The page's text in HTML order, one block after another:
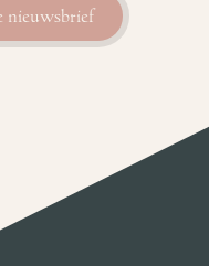
nieuwsbrief